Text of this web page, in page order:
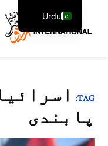
TAG:
پابندی
Urdu
English